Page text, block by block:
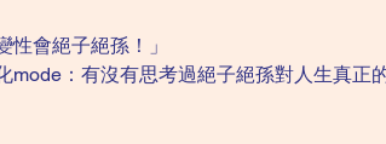
性會絕子絕孫！」
mode：有沒有思考過絕子絕孫對人生真正